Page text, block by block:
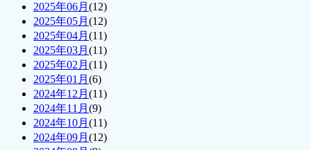
2025年06月 (12)
2025年05月 (12)
2025年04月 (11)
2025年03月 (11)
2025年02月 (11)
2025年01月 (6)
2024年12月 (11)
2024年11月 (9)
2024年10月 (11)
2024年09月 (12)